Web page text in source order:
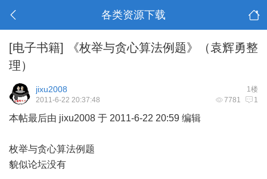
各类资源下载
[电子书籍]
《枚举与贪心算法例题》（袁辉勇整
理）
1楼
jixu2008
7781 1
2011-6-22 20:37:48
本帖最后由 jixu2008 于 2011-6-22 20:59 编辑
枚举与贪心算法例题
貌似论坛没有